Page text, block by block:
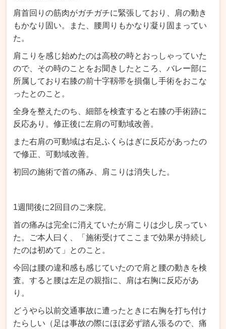
肩首回りの筋肉がガチガチに緊張しており、肩の動き
もかなり固い。また、腰周りもかなり凝り固まってい
た。
肩こりを感じ始めたのは高校の時とおっしゃっていた
ので、その時のことをお聞きしたところ、バレー部に
所属しており右膝の前十字靱帯を損傷し手術をおこな
ったとのこと。
全身を整えたのち、細部を検査すると右膝の手術跡に
反応あり。修正後に左肩の可動域改善。
また右肩の可動域は右足ふくらはぎに反応があったの
で修正、可動域改善。
初回の施術で首の痛み、肩こりは消失した。
1週間後に2回目のご来院。
首の痛みは完全に消えていたが肩こりは少し戻ってい
た。ご本人曰く、「施術受けてここまで効果が持続し
たのは初めて」とのこと。
今回は腰の違和感も感じていたので肩と腰の動きを検
査。すると腰は左足の親指に、肩は右胸に反応があ
り。
どうやら以前交通事故に遭ったときに右胸を打ち付け
たらしい（足は事故の際にほぼ必ず踏ん張るので、痛